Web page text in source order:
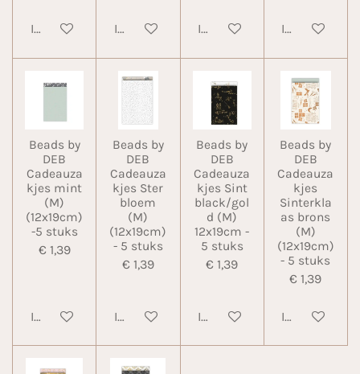
In winkelwagenIn winkelwagenIn winkelwagen
In
Beads by
DEB
Cadeauza
kjes mint
(M)
(12x19cm)
-5 stuks
€ 1,39
In winkelwagen
Beads by
DEB
Cadeauza
kjes Ster
bloem
(M)
(12x19cm)
- 5 stuks
€ 1,39
In winkelwagen
Beads by
DEB
Cadeauza
kjes Sint
black/gol
d (M)
12x19cm -
5 stuks
€ 1,39
In winkelwagen
Beads by
DEB
Cadeauza
kjes
Sinterkla
as brons
(M)
(12x19cm)
- 5 stuks
€ 1,39
In